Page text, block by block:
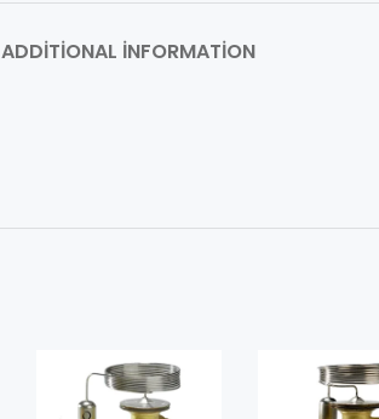
ADDITIONAL INFORMATION